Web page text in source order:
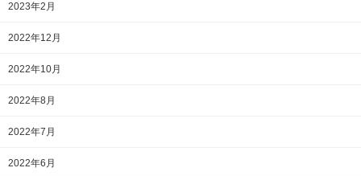
2023年2月
2022年12月
2022年10月
2022年8月
2022年7月
2022年6月